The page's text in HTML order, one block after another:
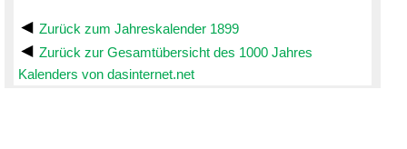
Zurück zum Jahreskalender 1899
Zurück zur Gesamtübersicht des 1000 Jahres
Kalenders von dasinternet.net